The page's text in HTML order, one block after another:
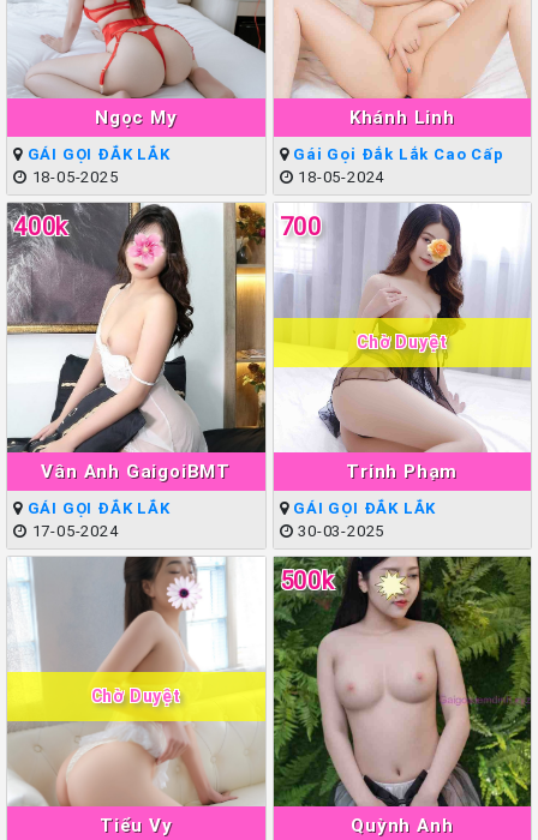
Ngọc My
GÁI GỌI ĐẮK LẮK
18-05-2025
Khánh Linh
Gái Gọi Đắk Lắk Cao Cấp
18-05-2024
Vân Anh GaigoiBMT
400k
GÁI GỌI ĐẮK LẮK
17-05-2024
Trinh Phạm
700
Chờ Duyệt
GÁI GỌI ĐẮK LẮK
30-03-2025
Tiểu Vy
Chờ Duyệt
Quỳnh Anh
500k